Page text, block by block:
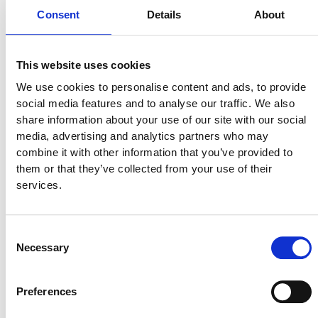
Consent Details About
This website uses cookies
We use cookies to personalise content and ads, to provide
social media features and to analyse our traffic. We also
share information about your use of our site with our social
media, advertising and analytics partners who may
combine it with other information that you’ve provided to
them or that they’ve collected from your use of their
services.
Selection
Necessary
Preferences
Produktens utseende kan avvika mot de bilder som visas
på hemsidan.
Mer information om produkten, klicka här
DWG, produktblad, teknisk information, bilder etc.